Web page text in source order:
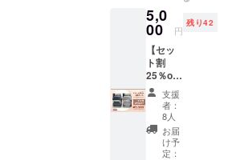
送料込
み
5,0
00 円
残り42
【セッ
ト割
25％off
】fashy
湯たん
ぽ1.8L
スマー
トボト
ル 2色
支援
者：
8人
お届
け予
定：